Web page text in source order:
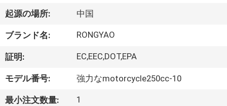
ク
ト
私
達
起源の場所: 中国
ブランド名: RONGYAO
証明: EC,EEC,DOT,EPA
モデル番号: 強力なmotorcycle250cc-10
最小注文数量: 1